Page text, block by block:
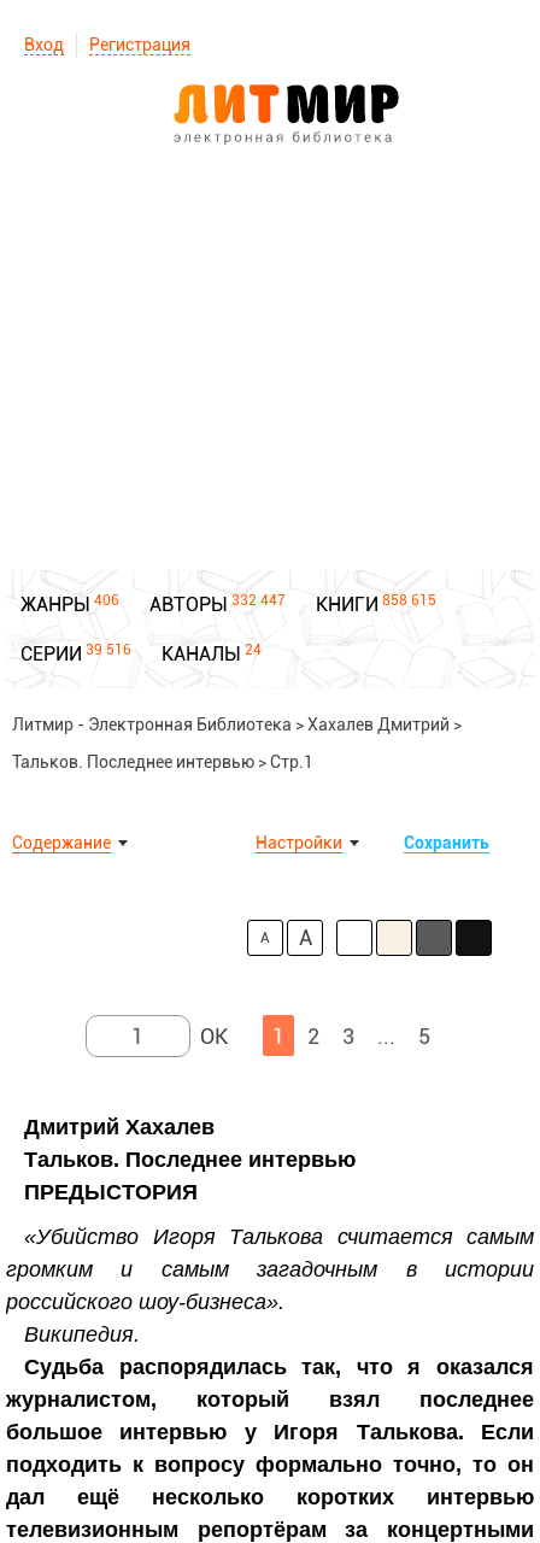
Вход Регистрация
ЖАНРЫ 406 АВТОРЫ 332 447 КНИГИ 858 615
СЕРИИ 39 516 КАНАЛЫ 24
Литмир - Электронная Библиотека >Хахалев Дмитрий >
Тальков. Последнее интервью >Стр.1
Содержание Сохранить
Настройки
A A
1 2 3 ... 5
Дмитрий Хахалев
Тальков. Последнее интервью
ПРЕДЫСТОРИЯ
«Убийство Игоря Талькова считается самым
громким и самым загадочным в истории
российского шоу-бизнеса».
Википедия.
Судьба распорядилась так, что я оказался
журналистом, который взял последнее
большое интервью у Игоря Талькова. Если
подходить к вопросу формально точно, то он
дал ещё несколько коротких интервью
телевизионным репортёрам за концертными